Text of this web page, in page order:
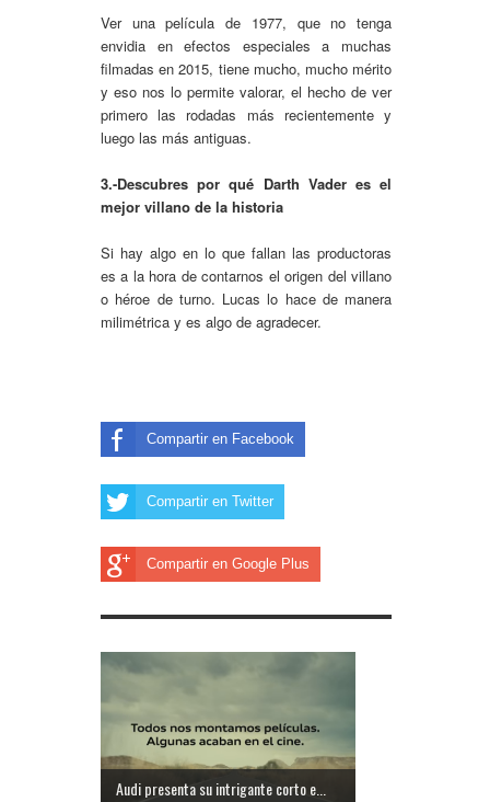
Ver una película de 1977, que no tenga
envidia en efectos especiales a muchas
filmadas en 2015, tiene mucho, mucho mérito
y eso nos lo permite valorar, el hecho de ver
primero las rodadas más recientemente y
luego las más antiguas.
3.-Descubres por qué Darth Vader es el
mejor villano de la historia
Si hay algo en lo que fallan las productoras
es a la hora de contarnos el origen del villano
o héroe de turno. Lucas lo hace de manera
milimétrica y es algo de agradecer.
Compartir en Facebook
Compartir en Twitter
Compartir en Google Plus
Audi presenta su intrigante corto e...